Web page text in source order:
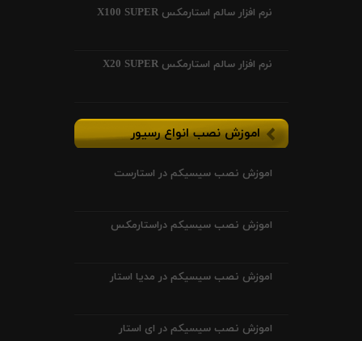
نرم افزار سالم استارمکس X100 SUPER
نرم افزار سالم استارمکس X20 SUPER
اموزش نصب انواع رسیور
اموزش نصب سیسیکم در استارست
اموزش نصب سیسیکم دراستارمکس
اموزش نصب سیسیکم در مدیا استار
اموزش نصب سیسیکم در ای استار